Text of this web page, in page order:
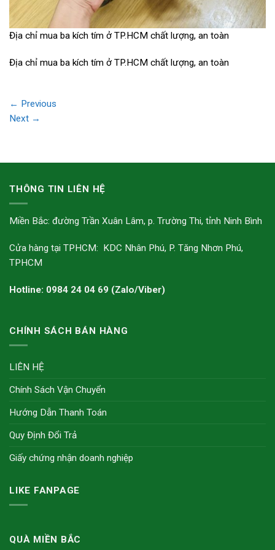
Địa chỉ mua ba kích tím ở TP.HCM chất lượng, an toàn
Địa chỉ mua ba kích tím ở TP.HCM chất lượng, an toàn
← Previous
Next →
THÔNG TIN LIÊN HỆ
Miền Bắc: đường Trần Xuân Lâm, p. Trường Thi, tỉnh Ninh Bình
Cửa hàng tại TPHCM: KDC Nhân Phú, P. Tăng Nhơn Phú,
TPHCM
Hotline: 0984 24 04 69 (Zalo/Viber)
CHÍNH SÁCH BÁN HÀNG
LIÊN HỆ
Chính Sách Vận Chuyển
Hướng Dẫn Thanh Toán
Quy Định Đổi Trả
Giấy chứng nhận doanh nghiệp
LIKE FANPAGE
QUÀ MIỀN BẮC